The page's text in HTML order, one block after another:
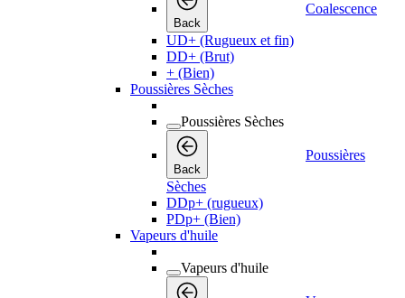
Back
Coalescence
UD+ (Rugueux et fin)
DD+ (Brut)
+ (Bien)
Poussières Sèches
Poussières Sèches
Back
Poussières
Sèches
DDp+ (rugueux)
PDp+ (Bien)
Vapeurs d'huile
Vapeurs d'huile